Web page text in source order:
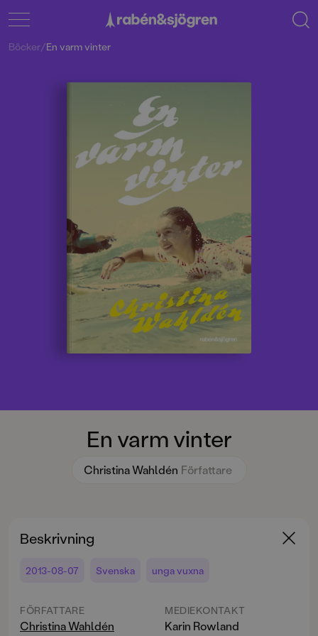
En varm vinter
Christina Wahldén Författare
Böcker/En varm vinter
Beskrivning
2013-08-07 Svenska unga vuxna
FÖRFATTARE
Christina Wahldén
MEDIEKONTAKT
Karin Rowland